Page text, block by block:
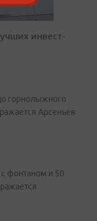
инвест-
горнолыжного
Арсеньев
фонтаном и 50